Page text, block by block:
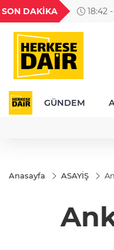
SON DAKİKA 18:42
18,1973
GÜNDEM
Anasayfa ASAYİŞ